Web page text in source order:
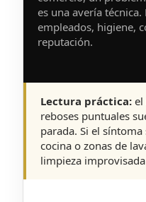
es una avería
empleados, higiene,
reputación.
Lectura práctica: el
reboses puntuales
parada. Si el
cocina o zonas de
limpieza